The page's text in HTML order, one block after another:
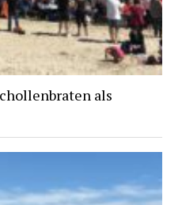
als